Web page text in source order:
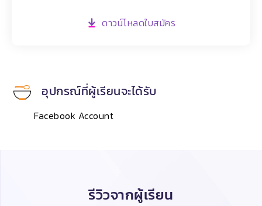
ดาวน์โหลดใบสมัคร
อุปกรณ์ที่ผู้เรียนจะได้รับ
Facebook Account
รีวิวจากผู้เรียน